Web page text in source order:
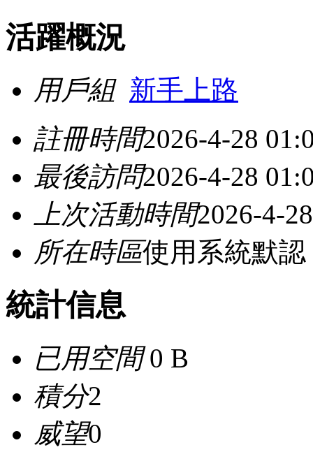
活躍概況
用戶組 新手上路
註冊時間2026-4-28
最後訪問2026-4-28
上次活動時間2026-4-
所在時區使用系統默認
統計信息
已用空間0 B
積分2
威望0